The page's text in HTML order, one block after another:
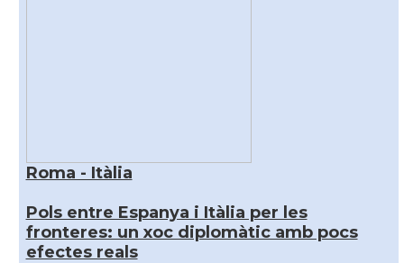
Roma - Itàlia
Pols entre Espanya i Itàlia per les
fronteres: un xoc diplomàtic amb pocs
efectes reals